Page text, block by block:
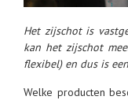
Het zijschot is
kan het zijschot
flexibel) en dus is
Welke producten